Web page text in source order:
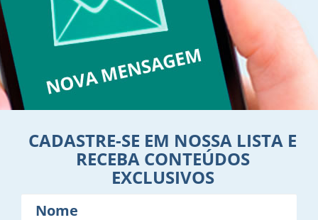
CADASTRE-SE EM NOSSA LISTA E
RECEBA CONTEÚDOS
EXCLUSIVOS